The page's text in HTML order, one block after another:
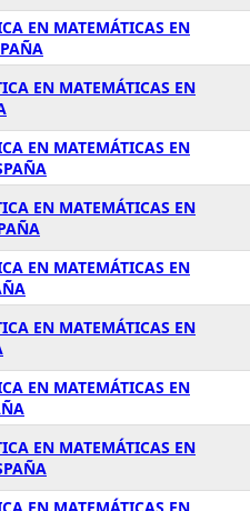
EN MATEMÁTICAS EN
EN MATEMÁTICAS EN
EN MATEMÁTICAS EN
EN MATEMÁTICAS EN
EN MATEMÁTICAS EN
EN MATEMÁTICAS EN
EN MATEMÁTICAS EN
EN MATEMÁTICAS EN